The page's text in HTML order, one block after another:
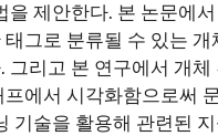
을 제안한다. 본 논문에
그로 분류될 수 있는
그리고 본 연구에서 개
에서 시각화함으로써
기술을 활용해 관련된